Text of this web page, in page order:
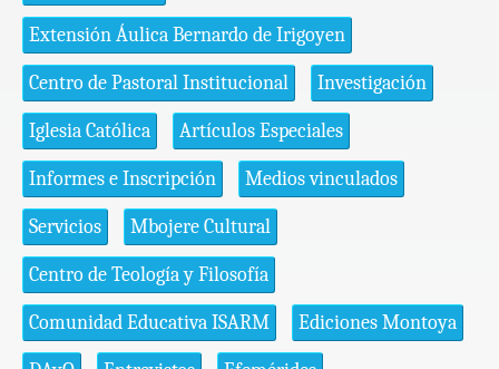
Extensión Áulica Bernardo de Irigoyen
Centro de Pastoral Institucional Investigación
Iglesia Católica Artículos Especiales
Informes e Inscripción Medios vinculados
Servicios Mbojere Cultural
Centro de Teología y Filosofía
Comunidad Educativa ISARM Ediciones Montoya